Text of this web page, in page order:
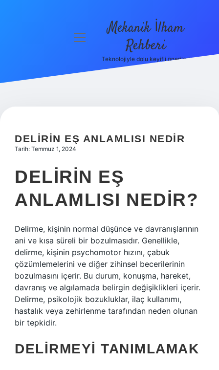
Hakkımızda
menüyü
Mekanik İlham
Rehberi
Teknolojiyle dolu keyifli öneriler!
DELIRIN EŞ ANLAMLISI NEDIR
Tarih: Temmuz 1, 2024
DELIRIN EŞ
ANLAMLISI NEDIR?
Delirme, kişinin normal düşünce ve davranışlarının
ani ve kısa süreli bir bozulmasıdır. Genellikle,
delirme, kişinin psychomotor hızını, çabuk
çözümlemelerini ve diğer zihinsel becerilerinin
bozulmasını içerir. Bu durum, konuşma, hareket,
davranış ve algılamada belirgin değişiklikleri içerir.
Delirme, psikolojik bozukluklar, ilaç kullanımı,
hastalık veya zehirlenme tarafından neden olunan
bir tepkidir.
DELIRMEYI TANIMLAMAK